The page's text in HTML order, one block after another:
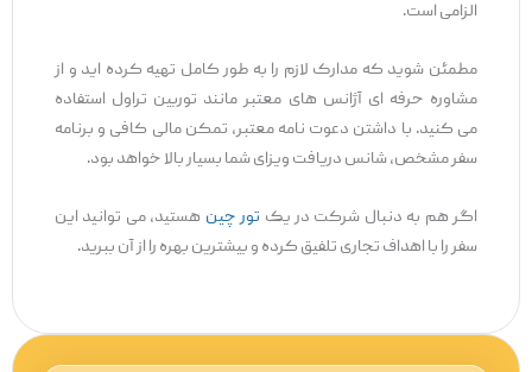
الزامی است.
مطمئن شوید که مدارک لازم را به ‌طور کامل تهیه کرده ‌اید و از
مشاوره حرفه ‌ای آژانس ‌های معتبر مانند توربین تراول استفاده
می ‌کنید. با داشتن دعوت ‌نامه معتبر، تمکن مالی کافی و برنامه
سفر مشخص، شانس دریافت ویزای شما بسیار بالا خواهد بود.
اگر هم به ‌دنبال شرکت در یکتور چینهستید، می ‌توانید این
سفر را با اهداف تجاری تلفیق کرده و بیشترین بهره را از آن ببرید.